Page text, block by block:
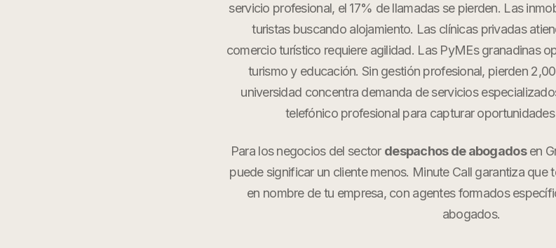
servicio profesional, el 17% de llamadas se pierden. Las
turistas buscando alojamiento. Las clínicas privadas
comercio turístico requiere agilidad. Las PyMEs granadinas
turismo y educación. Sin gestión profesional, pierden
universidad concentra demanda de servicios
telefónico profesional para capturar
Para los negocios del sector despachos de abogadosen
puede significar un cliente menos. Minute Call garantiza que
en nombre de tu empresa, con agentes formados
abogados.